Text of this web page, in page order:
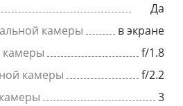
Да
камеры
в экране
камеры
f/1.8
камеры
f/2.2
3